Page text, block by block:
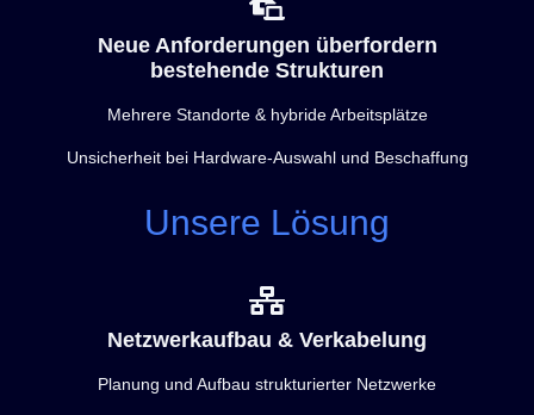
Neue Anforderungen überfordern
bestehende Strukturen
Mehrere Standorte & hybride Arbeitsplätze
Unsicherheit bei Hardware-Auswahl und Beschaffung
Unsere Lösung
Netzwerkaufbau & Verkabelung
Planung und Aufbau strukturierter Netzwerke